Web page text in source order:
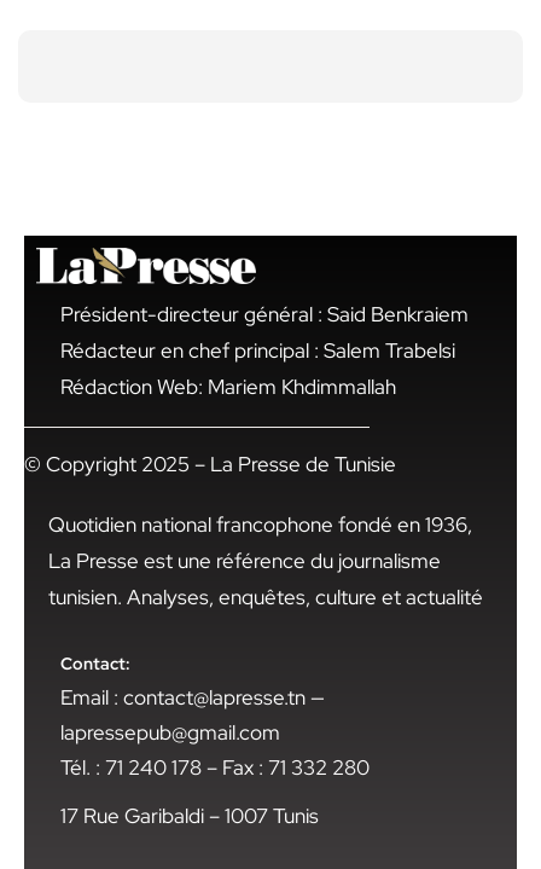
Président-directeur général : Said Benkraiem
Rédacteur en chef principal : Salem Trabelsi
Rédaction Web: Mariem Khdimmallah
© Copyright 2025 – La Presse de Tunisie
Quotidien national francophone fondé en 1936,
La Presse est une référence du journalisme
tunisien. Analyses, enquêtes, culture et actualité
Contact:
Email : contact@lapresse.tn —
lapressepub@gmail.com
Tél. : 71 240 178 – Fax : 71 332 280
17 Rue Garibaldi – 1007 Tunis